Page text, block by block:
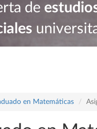
de
en Matemáticas